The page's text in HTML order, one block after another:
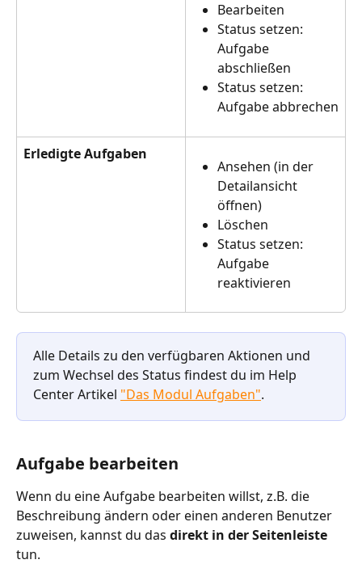
Bearbeiten
Status setzen:
Aufgabe
abschließen
Status setzen:
Aufgabe abbrechen
Erledigte Aufgaben
Ansehen (in der
Detailansicht
öffnen)
Löschen
Status setzen:
Aufgabe
reaktivieren
Alle Details zu den verfügbaren Aktionen und
zum Wechsel des Status findest du im Help
Center Artikel "Das Modul Aufgaben".
Aufgabe bearbeiten
Wenn du eine Aufgabe bearbeiten willst, z.B. die
Beschreibung ändern oder einen anderen Benutzer
zuweisen, kannst du das direkt in der Seitenleiste
tun.